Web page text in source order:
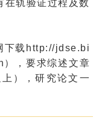
在轨验证过程及数
下载 http://jdse.bi
），要求综述文章
），研究论文一